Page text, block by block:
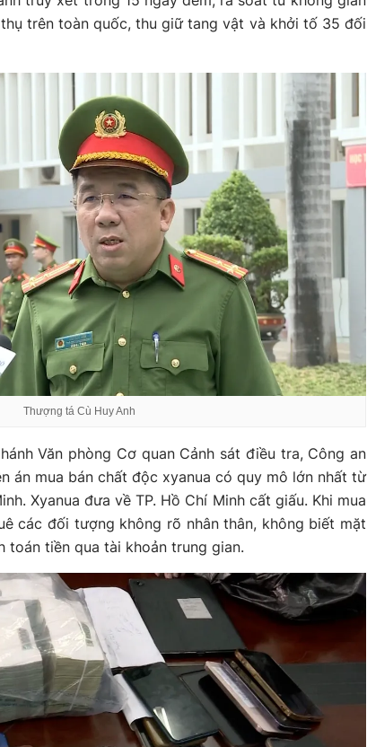
trên toàn quốc, thu giữ tang vật và khởi tố 35 đối
Thượng tá Cù Huy Anh
Văn phòng Cơ quan Cảnh sát điều tra, Công an
án mua bán chất độc xyanua có quy mô lớn nhất từ
Xyanua đưa về TP. Hồ Chí Minh cất giấu. Khi mua
các đối tượng không rõ nhân thân, không biết mặt
toán tiền qua tài khoản trung gian.